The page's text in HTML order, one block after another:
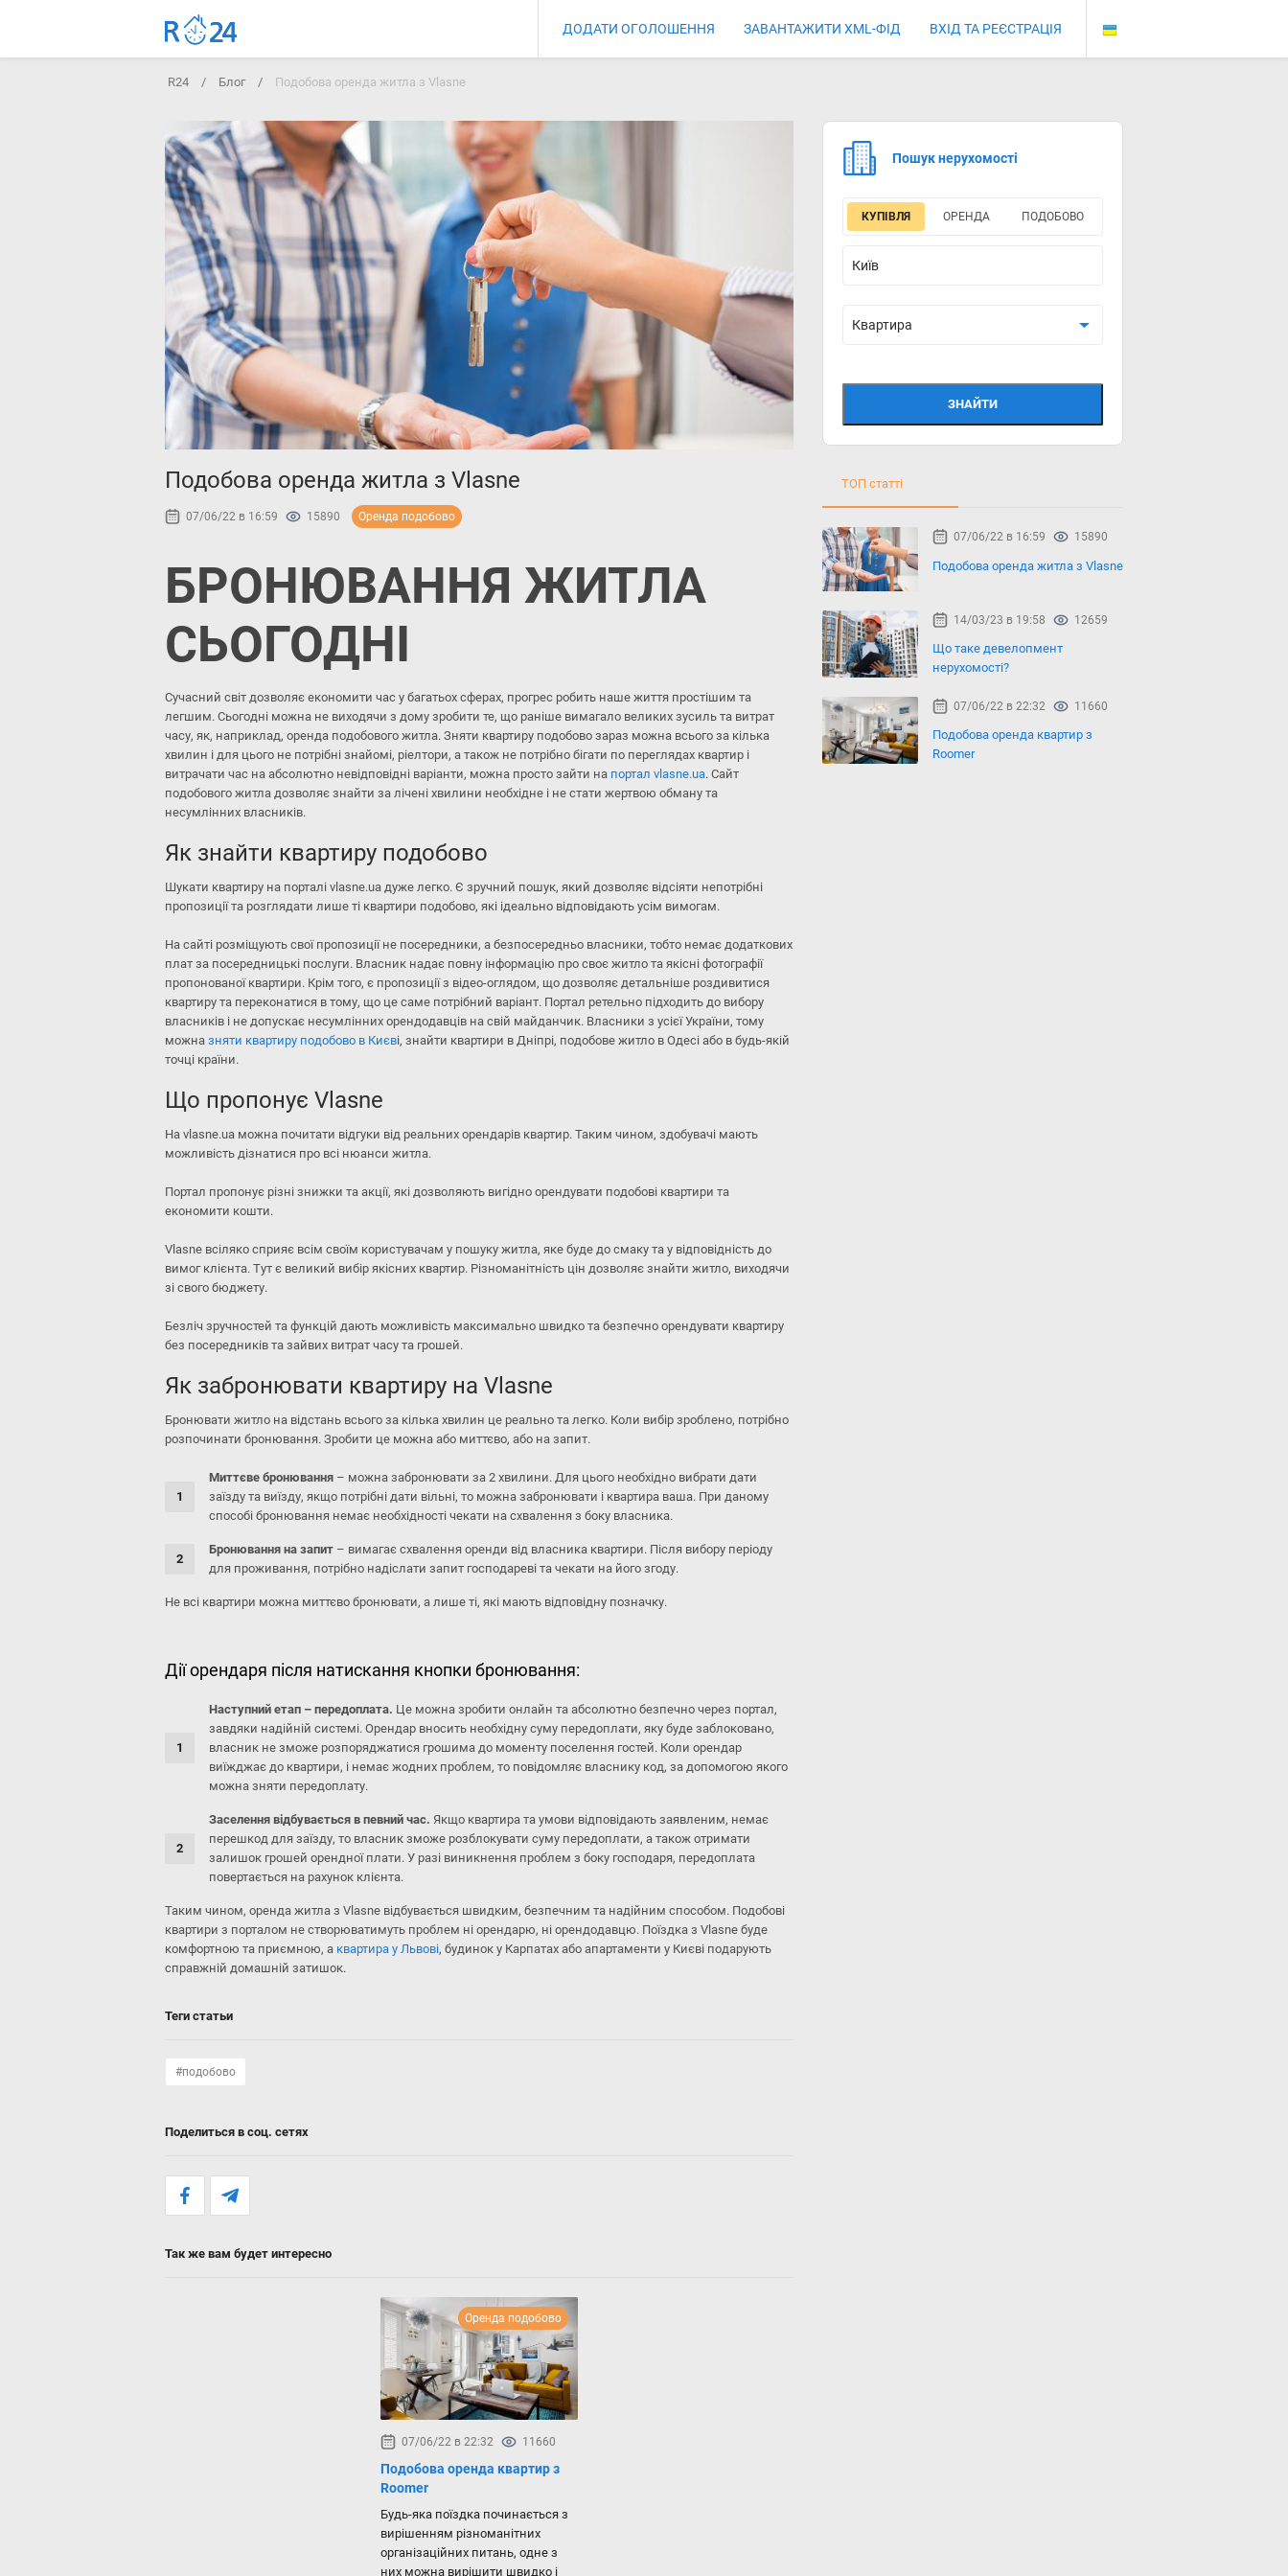
ДОДАТИ ОГОЛОШЕННЯ ЗАВАНТАЖИТИ XML-ФІД ВХІД ТА РЕЄСТРАЦІЯ
R24 / Блог / Подобова оренда житла з Vlasne
Подобова оренда житла з Vlasne
07/06/22 в 16:59 15890 Оренда подобово
БРОНЮВАННЯ ЖИТЛА
СЬОГОДНІ
Сучасний світ дозволяє економити час у багатьох сферах, прогрес робить наше життя простішим та
легшим. Сьогодні можна не виходячи з дому зробити те, що раніше вимагало великих зусиль та витрат
часу, як, наприклад, оренда подобового житла. Зняти квартиру подобово зараз можна всього за кілька
хвилин і для цього не потрібні знайомі, ріелтори, а також не потрібно бігати по переглядах квартир і
витрачати час на абсолютно невідповідні варіанти, можна просто зайти на портал vlasne.ua. Сайт
подобового житла дозволяє знайти за лічені хвилини необхідне і не стати жертвою обману та
несумлінних власників.
Як знайти квартиру подобово
Шукати квартиру на порталі vlasne.ua дуже легко. Є зручний пошук, який дозволяє відсіяти непотрібні
пропозиції та розглядати лише ті квартири подобово, які ідеально відповідають усім вимогам.
На сайті розміщують свої пропозиції не посередники, а безпосередньо власники, тобто немає додаткових
плат за посередницькі послуги. Власник надає повну інформацію про своє житло та якісні фотографії
пропонованої квартири. Крім того, є пропозиції з відео-оглядом, що дозволяє детальніше роздивитися
квартиру та переконатися в тому, що це саме потрібний варіант. Портал ретельно підходить до вибору
власників і не допускає несумлінних орендодавців на свій майданчик. Власники з усієї України, тому
можна зняти квартиру подобово в Києві, знайти квартири в Дніпрі, подобове житло в Одесі або в будь-якій
точці країни.
Що пропонує Vlasne
На vlasne.ua можна почитати відгуки від реальних орендарів квартир. Таким чином, здобувачі мають
можливість дізнатися про всі нюанси житла.
Портал пропонує різні знижки та акції, які дозволяють вигідно орендувати подобові квартири та
економити кошти.
Vlasne всіляко сприяє всім своїм користувачам у пошуку житла, яке буде до смаку та у відповідність до
вимог клієнта. Тут є великий вибір якісних квартир. Різноманітність цін дозволяє знайти житло, виходячи
зі свого бюджету.
Безліч зручностей та функцій дають можливість максимально швидко та безпечно орендувати квартиру
без посередників та зайвих витрат часу та грошей.
Як забронювати квартиру на Vlasne
Бронювати житло на відстань всього за кілька хвилин це реально та легко. Коли вибір зроблено, потрібно
розпочинати бронювання. Зробити це можна або миттєво, або на запит.
Миттєве бронювання – можна забронювати за 2 хвилини. Для цього необхідно вибрати дати
заїзду та виїзду, якщо потрібні дати вільні, то можна забронювати і квартира ваша. При даному
способі бронювання немає необхідності чекати на схвалення з боку власника.
Бронювання на запит – вимагає схвалення оренди від власника квартири. Після вибору періоду
для проживання, потрібно надіслати запит господареві та чекати на його згоду.
Не всі квартири можна миттєво бронювати, а лише ті, які мають відповідну позначку.
Дії орендаря після натискання кнопки бронювання:
Наступний етап – передоплата. Це можна зробити онлайн та абсолютно безпечно через портал,
завдяки надійній системі. Орендар вносить необхідну суму передоплати, яку буде заблоковано,
власник не зможе розпоряджатися грошима до моменту поселення гостей. Коли орендар
виїжджає до квартири, і немає жодних проблем, то повідомляє власнику код, за допомогою якого
можна зняти передоплату.
Заселення відбувається в певний час. Якщо квартира та умови відповідають заявленим, немає
перешкод для заїзду, то власник зможе розблокувати суму передоплати, а також отримати
залишок грошей орендної плати. У разі виникнення проблем з боку господаря, передоплата
повертається на рахунок клієнта.
Таким чином, оренда житла з Vlasne відбувається швидким, безпечним та надійним способом. Подобові
квартири з порталом не створюватимуть проблем ні орендарю, ні орендодавцю. Поїздка з Vlasne буде
комфортною та приємною, а квартира у Львові, будинок у Карпатах або апартаменти у Києві подарують
справжній домашній затишок.
Теги статьи
#подобово
Поделиться в соц. сетях
Так же вам будет интересно
Оренда подобово
07/06/22 в 22:32 11660
Подобова оренда квартир з
Roomer
Будь-яка поїздка починається з
вирішенням різноманітних
організаційних питань, одне з
них можна вирішити швидко і
Пошук нерухомості
КУПІВЛЯ ОРЕНДА ПОДОБОВО
ЗНАЙТИ
ТОП статті
07/06/22 в 16:59 15890
Подобова оренда житла з Vlasne
14/03/23 в 19:58 12659
Що таке девелопмент
нерухомості?
07/06/22 в 22:32 11660
Подобова оренда квартир з
Roomer